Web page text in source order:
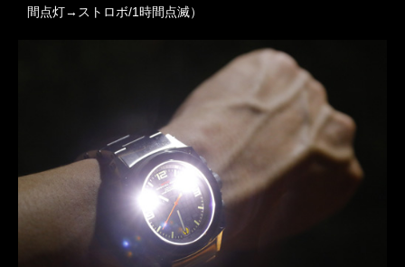
間点灯→ストロボ/1時間点滅）